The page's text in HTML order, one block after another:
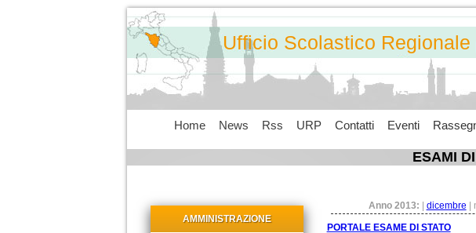
Ufficio Scolastico Regionale
Home News Rss URP Contatti Eventi
ESAMI
AMMINISTRAZIONE
Anno 2013: dicembre |
PORTALE ESAME DI STATO